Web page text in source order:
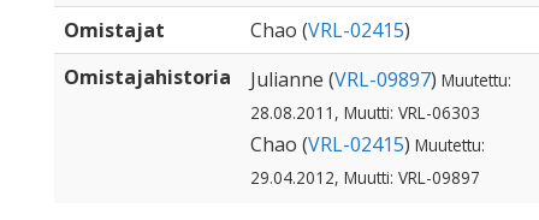
Omistajat
Chao (VRL-02415)
Omistajahistoria
Julianne (VRL-09897) Muutettu:
28.08.2011, Muutti: VRL-06303
Chao (VRL-02415) Muutettu:
29.04.2012, Muutti: VRL-09897